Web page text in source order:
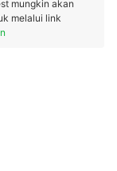
mungkin akan
melalui link